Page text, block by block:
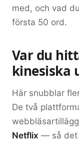
med, och vad
första 50 ord.
Var du
kinesiska
Här snubblar
De två
Netflix — så det